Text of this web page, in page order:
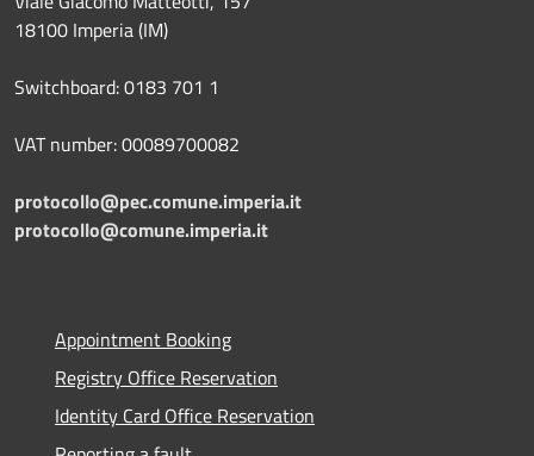
18100 Imperia (IM)
Switchboard: 0183 701 1
VAT number: 00089700082
protocollo@pec.comune.imperia.it
protocollo@comune.imperia.it
Appointment Booking
Registry Office Reservation
Identity Card Office Reservation